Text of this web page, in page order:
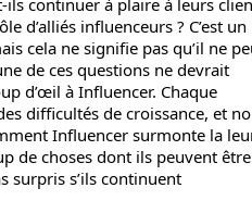
ils continuer à plaire à leurs
d’alliés influenceurs ? C’est un
cela ne signifie pas qu’il ne
de ces questions ne devrait
d’œil à Influencer. Chaque
difficultés de croissance, et
Influencer surmonte la
de choses dont ils peuvent être
surpris s’ils continuent